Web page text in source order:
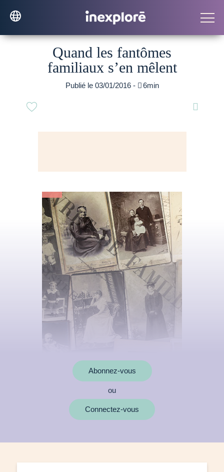
Quand les fantômes
familiaux s’en mêlent
Publié le 03/01/2016 - 6min

Abonnez-vous
ou
Connectez-vous